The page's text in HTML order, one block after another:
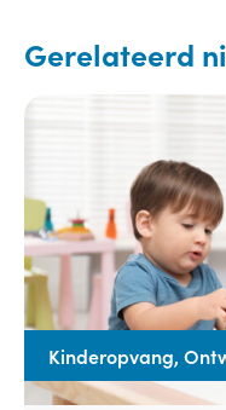
Gerelateerd
Kinderopvang,